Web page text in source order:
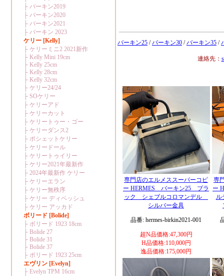
バーキン25 /バーキン30 /バーキン35 /
連絡先：
専門店のエルメススーパーコピ
ー HERMES バーキン25 ブラ
ック シェブルコロマンデル
シルバー金具
品番: hermes-birkin2021-001
超N品価格:47,300円
H品価格:110,000円
逸品価格:175,000円
専
ー
ル